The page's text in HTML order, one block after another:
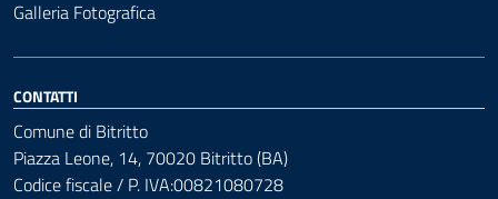
Galleria Fotografica
CONTATTI
Comune di Bitritto
Piazza Leone, 14, 70020 Bitritto (BA)
Codice fiscale / P. IVA:00821080728